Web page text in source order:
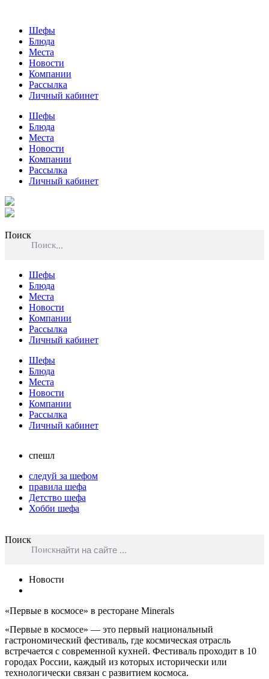
Шефы
Блюда
Места
Новости
Компании
Рассылка
Личный кабинет
Шефы
Блюда
Места
Новости
Компании
Рассылка
Личный кабинет
Поиск
Поиск
Шефы
Блюда
Места
Новости
Компании
Рассылка
Личный кабинет
Шефы
Блюда
Места
Новости
Компании
Рассылка
Личный кабинет
спешл
следуй за шефом
правила шефа
Детство шефа
Хобби шефа
Поиск
Поиск
Новости
«Первые в космосе» в ресторане Minerals
«Первые в космосе» — это первый национальный
гастрономический фестиваль, где космическая отрасль
встречается с современной кухней. Фестиваль проходит в 10
городах России, каждый из которых исторически или
технологически связан с развитием космоса.